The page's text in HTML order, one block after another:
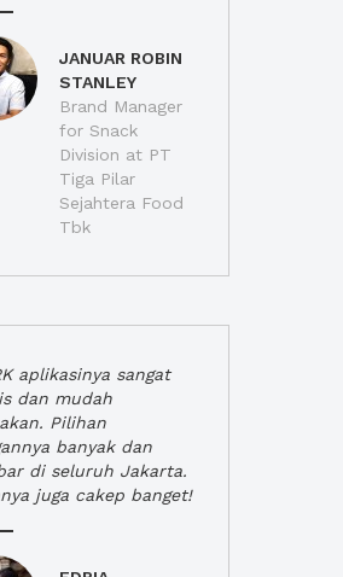
JANUAR ROBIN
STANLEY
Brand Manager
for Snack
Division at PT
Tiga Pilar
Sejahtera Food
Tbk
aplikasinya sangat
dan mudah
Pilihan
banyak dan
di seluruh Jakarta.
juga cakep banget!